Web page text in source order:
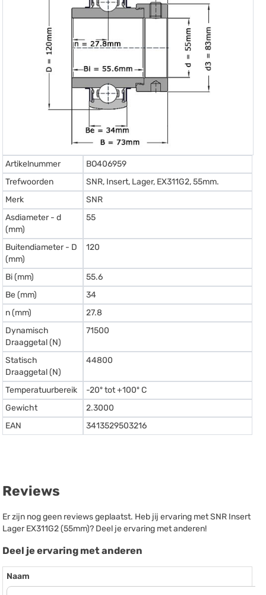
Artikelnummer
BO406959
Trefwoorden
SNR, Insert, Lager, EX311G2, 55mm.
Merk
SNR
Asdiameter - d
(mm)
55
Buitendiameter - D
(mm)
120
Bi (mm)
55.6
Be (mm)
34
n (mm)
27.8
Dynamisch
Draaggetal (N)
71500
Statisch
Draaggetal (N)
44800
Temperatuurbereik
-20º tot +100º C
Gewicht
2.3000
EAN
3413529503216
Reviews
Er zijn nog geen reviews geplaatst. Heb jij ervaring met SNR Insert
Lager EX311G2 (55mm)? Deel je ervaring met anderen!
Deel je ervaring met anderen
Naam